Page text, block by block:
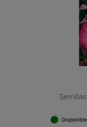
Disponible